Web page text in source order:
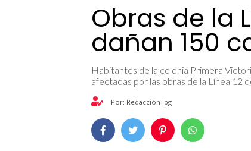
Obras de la
dañan 150
Habitantes de la colonia Primera
afectadas por las obras de la Línea 12
Por: Redacción jpg